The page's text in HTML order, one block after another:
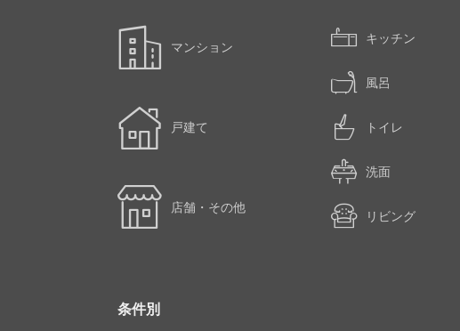
マンション
戸建て
店舗・その他
キッチン
風呂
トイレ
洗面
リビング
条件別